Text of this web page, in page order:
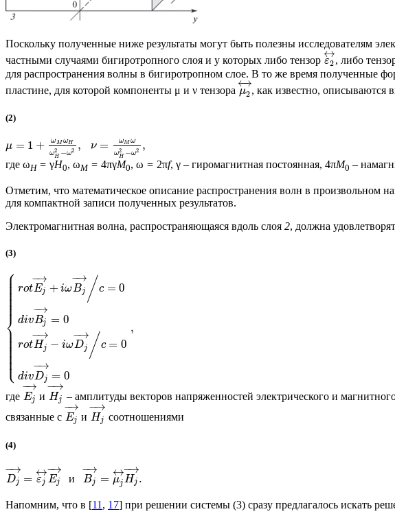
Поскольку полученные ниже результаты могут быть полезны исследователям
частными случаями бигиротропного слоя и у которых либо тензор ε2
↔, либо
для распространения волны в бигиротропном слое. В то же время полученные
пластине, для которой компоненты μ и ν тензора μ2
←
→, как известно, описываются
(2)
μ = 1 + ωM ωH
ω2
H −ω2 , ν = ωM ω
ω2
H −ω2 ,
где ωH= γH0, ωM= 4πγM0, ω = 2πf, γ – гиромагнитная постоянная, 4πM0 –
Отметим, что математическое описание распространения волн в произвольном
для компактной записи полученных результатов.
Электромагнитная волна, распространяющаяся вдоль слоя 2, должна
(3)
⎧
⎩
⎨
⎪
⎪
⎪⎪⎪⎪⎪⎪⎪⎪
⎪
⎪
⎪⎪⎪⎪⎪⎪⎪⎪⎪⎪
rotEj
−→
+ iωBj
−→/c = 0
divBj
−→
= 0
rotHj
−→
− iωDj
−→/c = 0
divDj
−→
= 0
,
где Ej
−→
и Hj
−→
– амплитуды векторов напряженностей электрического и
связанные с Ej
−→
и Hj
−→
соотношениями
(4)
Dj
−→
= εj
↔
Ej
−→
и Bj
−→
= μj
↔
Hj
−→
.
Напомним, что в [11 , 17] при решении системы (3) сразу предлагалось искать